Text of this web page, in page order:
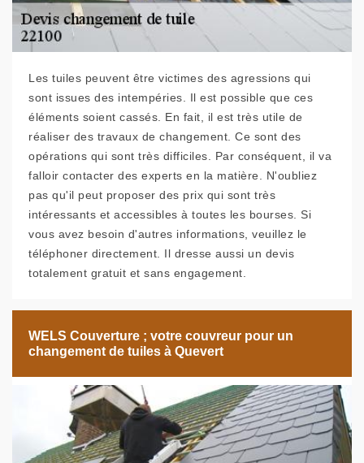
Les tuiles peuvent être victimes des agressions qui
sont issues des intempéries. Il est possible que ces
éléments soient cassés. En fait, il est très utile de
réaliser des travaux de changement. Ce sont des
opérations qui sont très difficiles. Par conséquent, il va
falloir contacter des experts en la matière. N'oubliez
pas qu'il peut proposer des prix qui sont très
intéressants et accessibles à toutes les bourses. Si
vous avez besoin d'autres informations, veuillez le
téléphoner directement. Il dresse aussi un devis
totalement gratuit et sans engagement.
WELS Couverture ; votre couvreur pour un
changement de tuiles à Quevert